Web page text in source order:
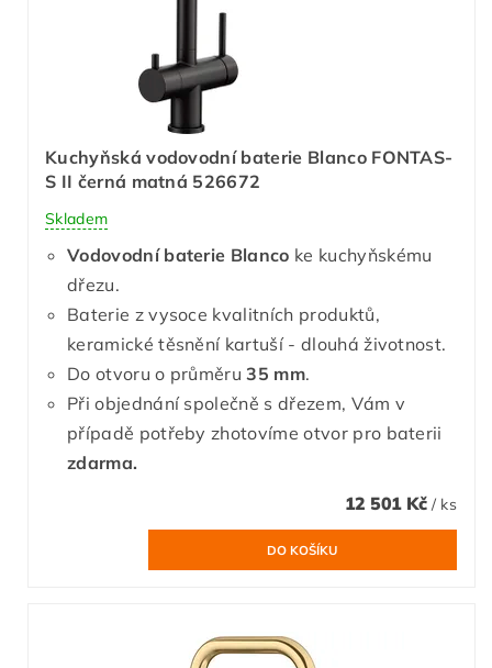
Kuchyňská vodovodní baterie Blanco FONTAS-
S II černá matná 526672
Skladem
Vodovodní baterie Blanco ke kuchyňskému
dřezu.
Baterie z vysoce kvalitních produktů,
keramické těsnění kartuší - dlouhá životnost.
Do otvoru o průměru35 mm.
Při objednání společně s dřezem, Vám v
případě potřeby zhotovíme otvor pro baterii
zdarma.
12 501 Kč / ks